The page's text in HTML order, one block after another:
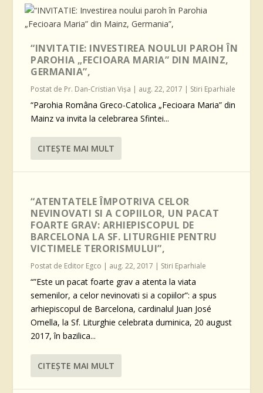
“INVITATIE: INVESTIREA NOULUI PAROH ÎN
PAROHIA „FECIOARA MARIA” DIN MAINZ,
GERMANIA”,
Postat de Pr. Dan-Cristian Vişa | aug. 22, 2017 | Stiri Eparhiale
“Parohia Româna Greco-Catolica „Fecioara Maria” din
Mainz va invita la celebrarea Sfintei...
CITEŞTE MAI MULT
“ATENTATELE ÎMPOTRIVA CELOR
NEVINOVATI SI A COPIILOR, UN PACAT
FOARTE GRAV: ARHIEPISCOPUL DE
BARCELONA LA SF. LITURGHIE PENTRU
VICTIMELE TERORISMULUI”,
Postat de Editor Egco | aug. 22, 2017 | Stiri Eparhiale
“”Este un pacat foarte grav a atenta la viata
semenilor, a celor nevinovati si a copiilor”: a spus
arhiepiscopul de Barcelona, cardinalul Juan José
Omella, la Sf. Liturghie celebrata duminica, 20 august
2017, în bazilica...
CITEŞTE MAI MULT